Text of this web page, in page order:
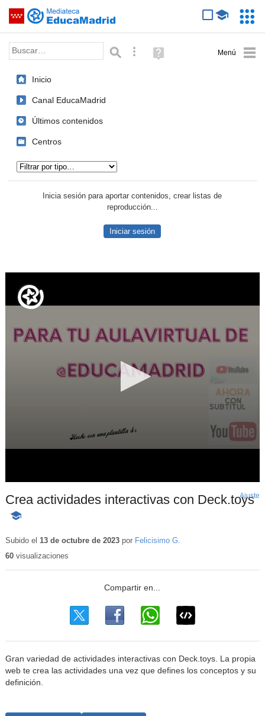
Saltar navegación
Palabra o frase: Búsqueda avanzada
Ayuda
(en
Inicio
Canal EducaMadrid
Últimos contenidos
Centros
Inicia sesión para aportar contenidos, crear listas de
reproducción...
Iniciar sesión
Crea actividades interactivas con Deck.toys
-
educativo
Ajuste
Subido el 13 de octubre de 2023por Felicisimo G.
60visualizaciones
Gran variedad de actividades interactivas con Deck.toys. La propia
web te crea las actividades una vez que defines los conceptos y su
definición.